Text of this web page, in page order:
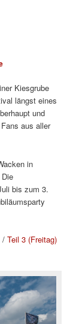
Kiesgrube
längst eines
und
aus aller
in
bis zum 3.
/Teil 3 (Freitag)